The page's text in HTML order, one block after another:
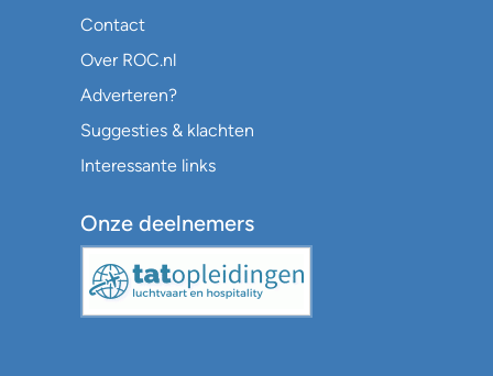
Contact
Over ROC.nl
Adverteren?
Suggesties & klachten
Interessante links
Onze deelnemers